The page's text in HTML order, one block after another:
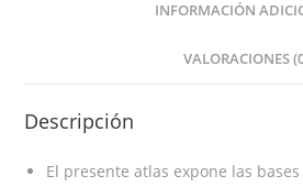
INFORMACIÓN
VALORACIONES
Descripción
El presente atlas expone las